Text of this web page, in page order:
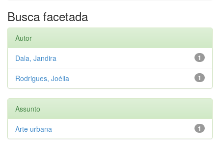
Busca facetada
Autor
1
Dala, Jandira
1
Rodrigues, Joélia
Assunto
1
Arte urbana